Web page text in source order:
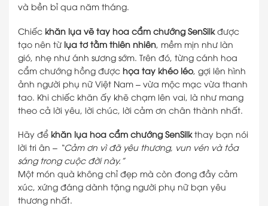
và bền bỉ qua năm tháng.
Chiếc khăn lụa vẽ tay hoa cẩm chướng SenSilkđược
tạo nên từ lụa tơ tằm thiên nhiên , mềm mịn như làn
gió, nhẹ như ánh sương sớm. Trên đó, từng cánh hoa
cẩm chướng hồng được họa tay khéo léo , gợi lên hình
ảnh người phụ nữ Việt Nam – vừa mộc mạc vừa thanh
tao. Khi chiếc khăn ấy khẽ chạm lên vai, là như mang
theo cả lời yêu, lời chúc, lời cảm ơn chân thành nhất.
Hãy để khăn lụa hoa cẩm chướng SenSilkthay bạn nói
lời tri ân – “Cảm ơn vì đã yêu thương, vun vén và tỏa
sáng trong cuộc đời này.”
Một món quà không chỉ đẹp mà còn đong đầy cảm
xúc, xứng đáng dành tặng người phụ nữ bạn yêu
thương nhất.